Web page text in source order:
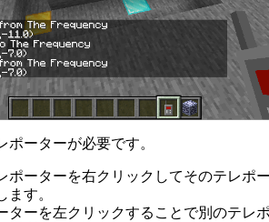
ポーターが必要です。
ポーターを右クリックしてそのテレポ
ます。
ターを左クリックすることで別のテレ